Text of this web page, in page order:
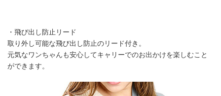
・飛び出し防止リード
取り外し可能な飛び出し防止のリード付き。
元気なワンちゃんも安心してキャリーでのお出かけを楽しむこと
ができます。